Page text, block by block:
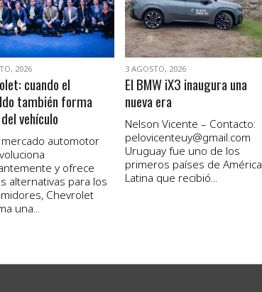
2026
cuando el
también forma
vehículo
mercado automotor
y ofrece
alternativas para los
Chevrolet
una...
3 AGOSTO, 2026
El BMW iX3 inaugura una
nueva era
Nelson Vicente – Contacto:
pelovicenteuy@gmail.com
Uruguay fue uno de los
primeros países de América
Latina que recibió...